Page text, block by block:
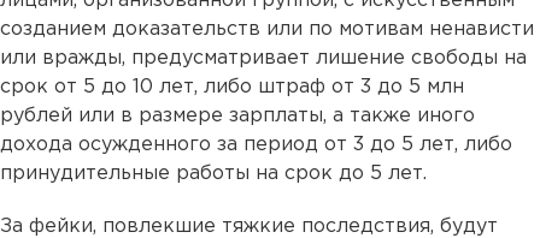
созданием доказательств или по мотивам ненависти
или вражды, предусматривает лишение свободы на
срок от 5 до 10 лет, либо штраф от 3 до 5 млн
рублей или в размере зарплаты, а также иного
дохода осужденного за период от 3 до 5 лет, либо
принудительные работы на срок до 5 лет.
За фейки, повлекшие тяжкие последствия, будут